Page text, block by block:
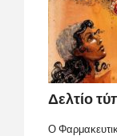
Δελτίο
Ο